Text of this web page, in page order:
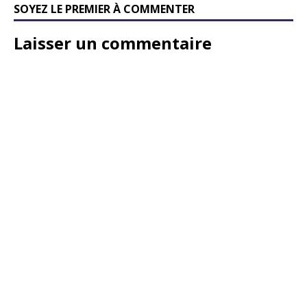
SOYEZ LE PREMIER À COMMENTER
Laisser un commentaire